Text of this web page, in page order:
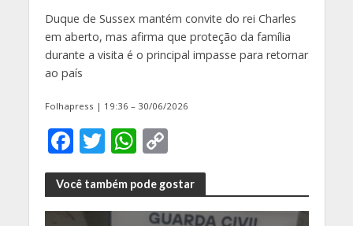
Duque de Sussex mantém convite do rei Charles
em aberto, mas afirma que proteção da família
durante a visita é o principal impasse para retornar
ao país
Folhapress | 19:36 – 30/06/2026
F
ac
e
b
T
w
itt
er
W
h
at
s
C
o
p
y
Você também pode gostar